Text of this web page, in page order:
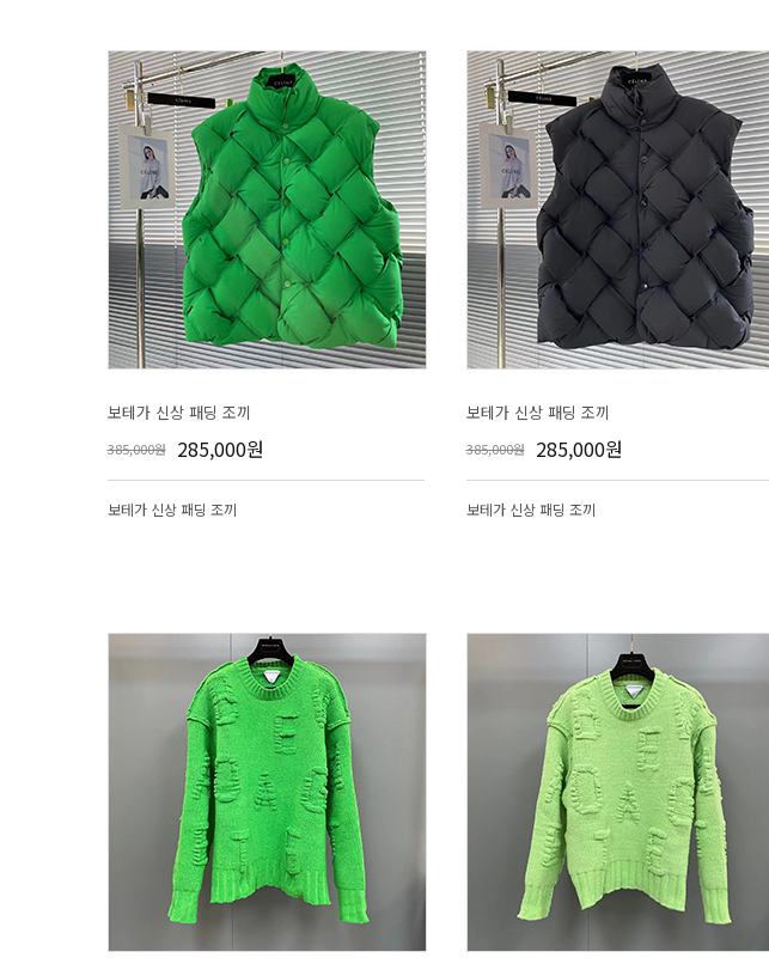
보테가 신상 패딩 조끼
385,000원 285,000원
보테가 신상 패딩 조끼
보테가 신상 패딩 조끼
385,000원 285,000원
보테가 신상 패딩 조끼